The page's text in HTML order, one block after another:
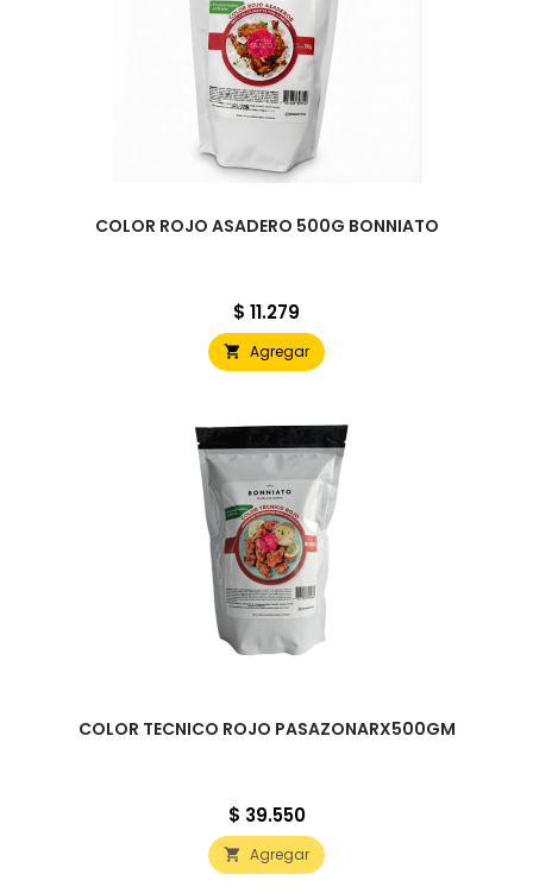
COLOR ROJO ASADERO 500G BONNIATO
Precio
$ 11.279
 Agregar
COLOR TECNICO ROJO PASAZONARX500GM
Precio
$ 39.550
 Agregar